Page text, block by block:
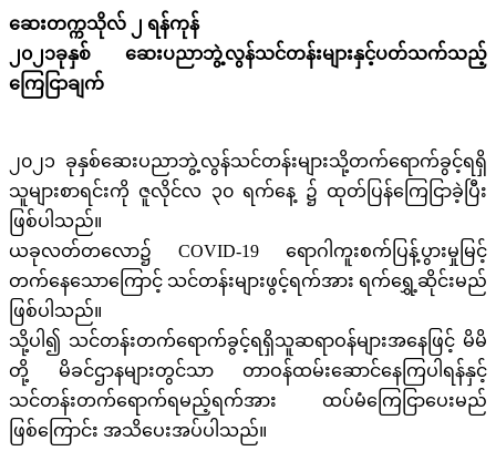
ဆေးတက္ကသိုလ် ၂ ရန်ကုန်
၂၀၂၁ခုနှစ် ဆေးပညာဘွဲ့လွန်သင်တန်းများနှင့်ပတ်သက်သည့်
ကြေငြာချက်
၂၀၂၁ ခုနှစ်ဆေးပညာဘွဲ့လွန်သင်တန်းများသို့တက်ရောက်ခွင့်ရရှိ
သူများစာရင်းကို ဇူလိုင်လ ၃၀ ရက်နေ့ ၌ ထုတ်ပြန်ကြေငြာခဲ့ပြီး
ဖြစ်ပါသည်။
ယခုလတ်တလော၌ COVID-19 ရောဂါကူးစက်ပြန့်ပွားမှုမြင့်
တက်နေသောကြောင့် သင်တန်းများဖွင့်ရက်အား ရက်ရွှေ့ဆိုင်းမည်
ဖြစ်ပါသည်။
သို့ပါ၍ သင်တန်းတက်ရောက်ခွင့်ရရှိသူဆရာဝန်များအနေဖြင့် မိမိ
တို့ မိခင်ဌာနများ‌တွင်သာ တာဝန်ထမ်းဆောင်နေကြပါရန်နှင့်
သင်တန်းတက်ရောက်ရမည့်ရက်အား ထပ်မံကြေငြာပေးမည်
ဖြစ်ကြောင်း အသိပေးအပ်ပါသည်။